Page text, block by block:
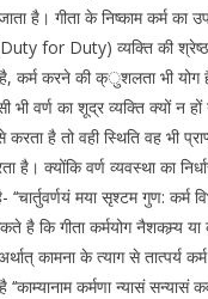
जाता है। गीता के निष्काम कर्म का
for Duty) व्यक्ति की
कर्म करने की क्ुशलता भी योग
भी वर्ण का शूद्र व्यक्ति क्यों न हों
करता है तो वही स्थिति वह भी
है। क्योंकि वर्ण व्यवस्था का
मया सृश्टम गुण: कर्म
है कि गीता कर्मयोग नैशकम्र्य या
कामना के त्याग से तात्पर्य
कर्मणा न्यासं सन्यासं